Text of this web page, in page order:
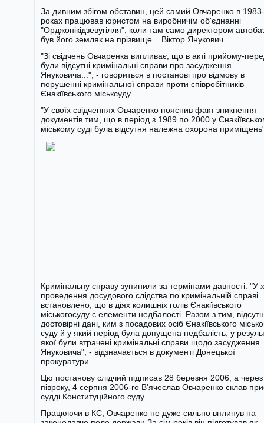
За дивним збігом обставин, цей самий Овчаренко в
роках працював юристом на виробничім об'єднанні
"Орджонікідзевугілля", коли там само директором
був його земляк на прізвище... Віктор Янукович.
"Зі свідчень Овчаренка випливає, що в акті прийому-
були відсутні кримінальні справи про засудження
Януковича...", - говориться в постанові про відмову в
порушенні кримінальної справи проти співробітників
Єнакіївського міськсуду.
"У своїх свідченнях Овчаренко пояснив факт зникнення
документів тим, що в період з 1989 по 2000 у
міському суді була відсутня належна охорона
Кримінальну справу зупинили за термінами давності. "У
проведення досудового слідства по кримінальній справі
встановлено, що в діях колишніх голів Єнакіївського
міськогосуду є елементи недбалості. Разом з тим,
достовірні дані, ким з посадових осіб Єнакіївського
суду й у який період була допущена недбалість, у
якої були втрачені кримінальні справи щодо засудження
Януковича", - відзначається в документі Донецької
прокуратури.
Цю постанову слідчий підписав 28 березня 2006, а через
півроку, 4 серпня 2006-го В'ячеслав Овчаренко склав
судді Конституційного суду.
Працюючи в КС, Овчаренко не дуже сильно вплинув на